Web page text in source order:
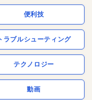
便利技
ラブルシューティング
テクノロジー
動画